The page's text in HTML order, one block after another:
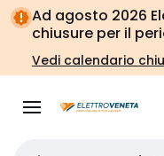
Vai alla
navigazione
Vai
alla
pagina
Ad agosto 2026
chiusure per il
Vedi calendario